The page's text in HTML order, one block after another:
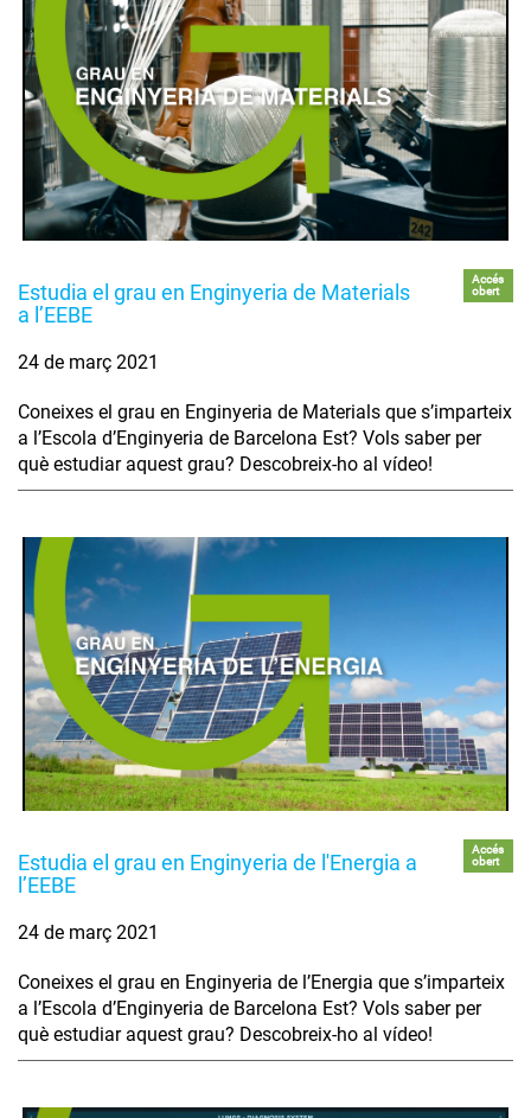
Estudia el grau en Enginyeria de Materials
a l’EEBE
Accés
obert
24 de març 2021
Coneixes el grau en Enginyeria de Materials que s’imparteix
a l’Escola d’Enginyeria de Barcelona Est? Vols saber per
què estudiar aquest grau? Descobreix-ho al vídeo!
Estudia el grau en Enginyeria de l'Energia a
l’EEBE
Accés
obert
24 de març 2021
Coneixes el grau en Enginyeria de l’Energia que s’imparteix
a l’Escola d’Enginyeria de Barcelona Est? Vols saber per
què estudiar aquest grau? Descobreix-ho al vídeo!